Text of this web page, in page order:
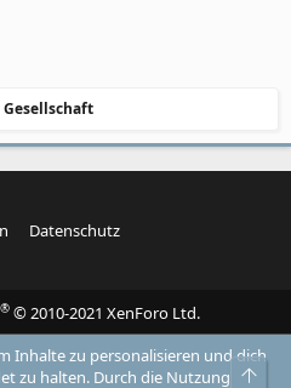
8. März 2012
Datenschutz
® © 2010-2021 XenForo Ltd.
Inhalte zu personalisieren und dich
zu halten. Durch die Nutzung